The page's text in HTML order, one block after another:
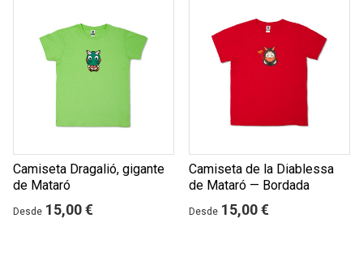
Camiseta Dragalió, gigante
de Mataró
Desde 15,00 €
Camiseta de la Diablessa
de Mataró — Bordada
Desde 15,00 €